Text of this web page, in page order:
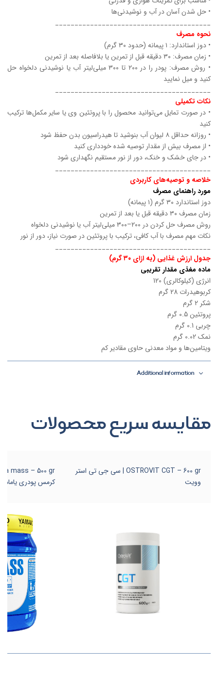
• حل شدن آسان در آب و نوشیدنی‌ها
________________________________________
نحوه مصرف
• دوز استاندارد: ۱ پیمانه (حدود ۳۰ گرم)
• زمان مصرف: ۳۰ دقیقه قبل از تمرین یا بلافاصله بعد از تمرین
• روش مصرف: پودر را در ۲۰۰ تا ۳۰۰ میلی‌لیتر آب یا نوشیدنی دلخواه حل
کنید و میل نمایید
________________________________________
نکات تکمیلی
• در صورت تمایل می‌توانید محصول را با پروتئین وی یا سایر مکمل‌ها ترکیب
کنید
• روزانه حداقل ۸ لیوان آب بنوشید تا هیدراسیون بدن حفظ شود
• از مصرف بیش از مقدار توصیه شده خودداری کنید
• در جای خشک و خنک، دور از نور مستقیم نگهداری شود
________________________________________
خلاصه و توصیه‌های کاربردی
مورد راهنمای مصرف
دوز استاندارد ۳۰ گرم (۱ پیمانه)
زمان مصرف ۳۰ دقیقه قبل یا بعد از تمرین
روش مصرف حل کردن در ۲۰۰–۳۰۰ میلی‌لیتر آب یا نوشیدنی دلخواه
نکات مهم مصرف با آب کافی، ترکیب با پروتئین در صورت نیاز، دور از نور
________________________________________
جدول ارزش غذایی (به ازای ۳۰ گرم)
ماده مغذی مقدار تقریبی
انرژی (کیلوکالری) 120
کربوهیدرات 28 گرم
شکر 2 گرم
پروتئین 0.5 گرم
چربی 0.1 گرم
نمک 0.02 گرم
ویتامین‌ها و مواد معدنی حاوی مقادیر کم
Additional information
مقایسه سریع محصولات
OSTROVIT CGT – 600 gr | سی جی تی استر
وویت
کرمس پودری